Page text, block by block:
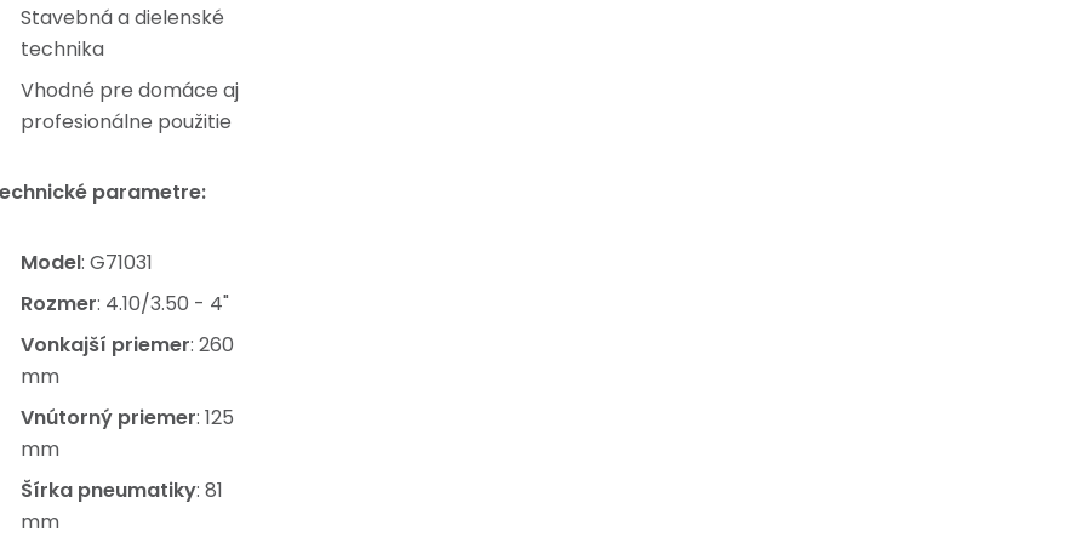
Stavebná a dielenské
technika
Vhodné pre domáce aj
profesionálne použitie
parametre:
Model: G71031
Rozmer: 4.10/3.50 - 4"
Vonkajší priemer: 260
mm
Vnútorný priemer: 125
mm
Šírka pneumatiky: 81
mm